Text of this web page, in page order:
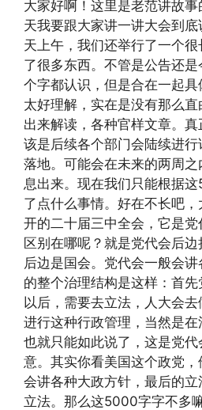
大家好啊！这里是老范讲故
天我要跟大家讲一讲大会到
天上午，我们还举行了一个
了很多东西。不管是公告还
个字都认识，但是合在一起
太好理解，实在是没有那么
出来解读，各种官样文章。
该是后续各个部门会陆续进
落地。可能会在未来的两周
息出来。现在我们只能根据
了点什么事情。好在不长吧
开的二十届三中全会，它是党
区别在哪呢？就是党代会后
后边是国会。党代会一般会
的整个治理结构是这样：首
以后，需要去立法，人大会
进行这种行政管理，当然是
也就只能如此说了，这是党
意。其实你看美国这个政党
会讲各种大政方针，最后的
立法。那么这5000字字不多